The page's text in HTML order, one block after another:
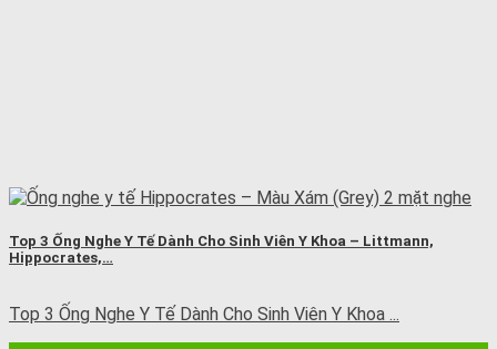
Top 3 Ống Nghe Y Tế Dành Cho Sinh Viên Y Khoa – Littmann,
Hippocrates,…
Top 3 Ống Nghe Y Tế Dành Cho Sinh Viên Y Khoa ...